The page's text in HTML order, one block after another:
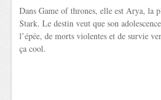
Dans Game of thrones, elle est Arya, la
Stark. Le destin veut que son
l’épée, de morts violentes et de survie
ça cool.